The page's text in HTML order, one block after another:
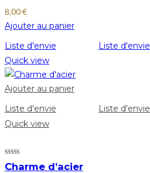
8,00€
Ajouter au panier
Liste d'envie
Liste d'envie
Quick view
Ajouter au panier
Liste d'envie
Liste d'envie
Quick view
Charme d’acier